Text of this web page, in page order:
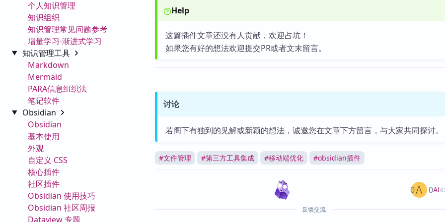
个人知识管理
知识组织
知识管理常见问题参考
增量学习-渐进式学习
知识管理工具
Markdown
Mermaid
PARA信息组织法
笔记软件
Obsidian
Obsidian
基本使用
外观
自定义 CSS
核心插件
社区插件
Obsidian 使用技巧
Obsidian 社区周报
Dataview 专题
Help
这篇插件文章还没有人贡献，欢迎占坑！
如果您有好的想法欢迎提交PR或者文末留言。
讨论
若阁下有独到的见解或新颖的想法，诚邀您在文章下方留言，与大家共同探讨。
#文件管理 #第三方工具集成 #移动端优化 #obsidian插件
AI
0 0
反馈交流